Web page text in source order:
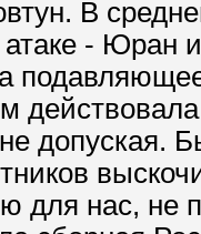
В
- Юран
действовала
допуская.
для нас, не